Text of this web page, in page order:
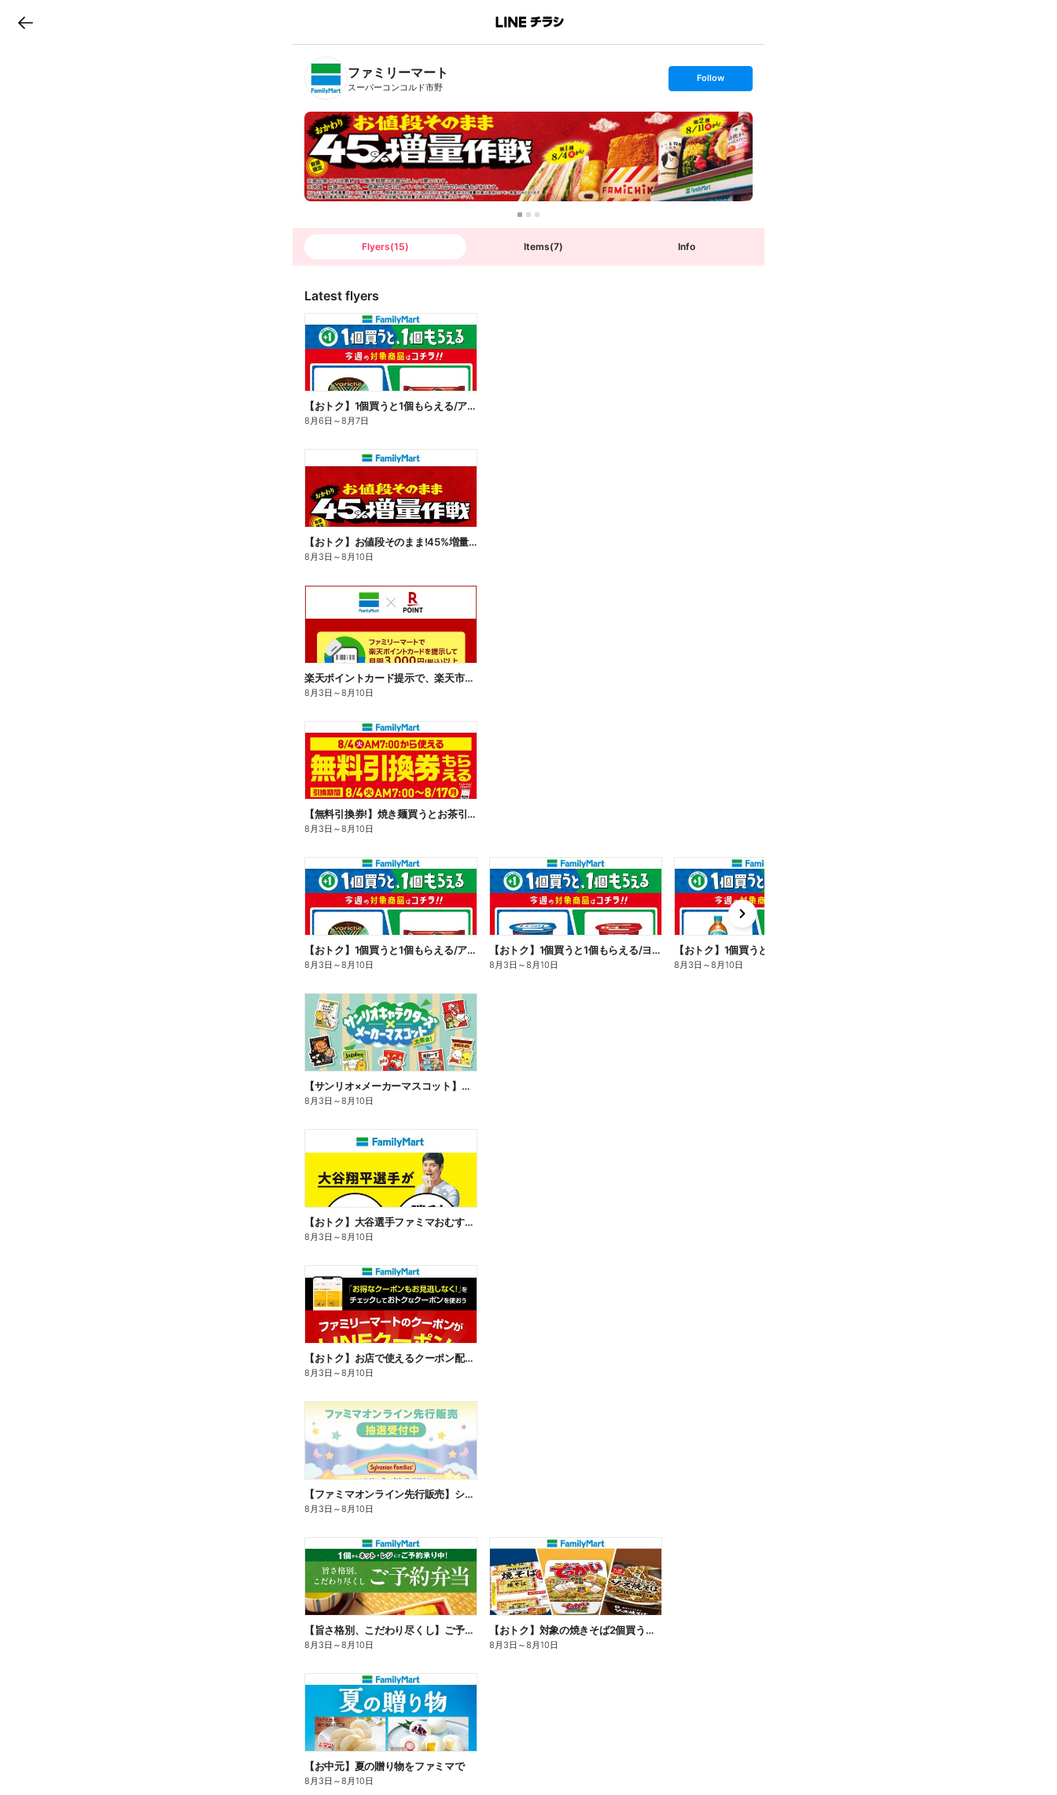
B
n
T
ファミリーマート
スーパーコンコルド市野
s
t
o
l
l
o
w
Follow
Flyers(15) Items(7) Info
Latest flyers
【おトク】1個買うと1個もらえる/アイス
8月6日 ～8月7日
【おトク】お値段そのまま!45%増量作戦!
8月3日 ～8月10日
楽天ポイントカード提示で、楽天市場でのお買い物がおトクに!
8月3日 ～8月10日
【無料引換券!】焼き麺買うとお茶引換券貰える!
8月3日 ～8月10日
【おトク】1個買うと1個もらえる/アイス
8月3日 ～8月10日
【おトク】1個買うと1個もらえる/ヨーグルト
8月3日 ～8月10日
【おトク】1個買うと1個もらえる/麦茶
8月3日 ～8月10日
e
x
t
【サンリオ×メーカーマスコット】オリジナルグッズ貰える!
8月3日 ～8月10日
【おトク】大谷選手ファミマおむすび割
8月3日 ～8月10日
【おトク】お店で使えるクーポン配信中
8月3日 ～8月10日
【ファミマオンライン先行販売】シルバニアファミリー
8月3日 ～8月10日
【旨さ格別、こだわり尽くし】ご予約弁当
8月3日 ～8月10日
【おトク】対象の焼きそば2個買うと100円引き!
8月3日 ～8月10日
【お中元】夏の贈り物をファミマで
8月3日 ～8月10日